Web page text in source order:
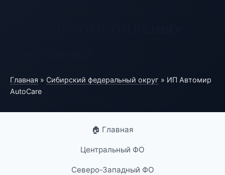
Главная » Сибирский федеральный округ » ИП Автомир
AutoCare
🏠 Главная
Центральный ФО
Северо-Западный ФО